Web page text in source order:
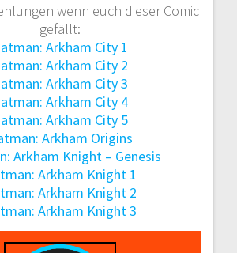
wenn euch dieser Comic
gefällt:
Arkham City 1
Arkham City 2
Arkham City 3
Arkham City 4
Arkham City 5
Arkham Origins
Arkham Knight – Genesis
Arkham Knight 1
Arkham Knight 2
Arkham Knight 3